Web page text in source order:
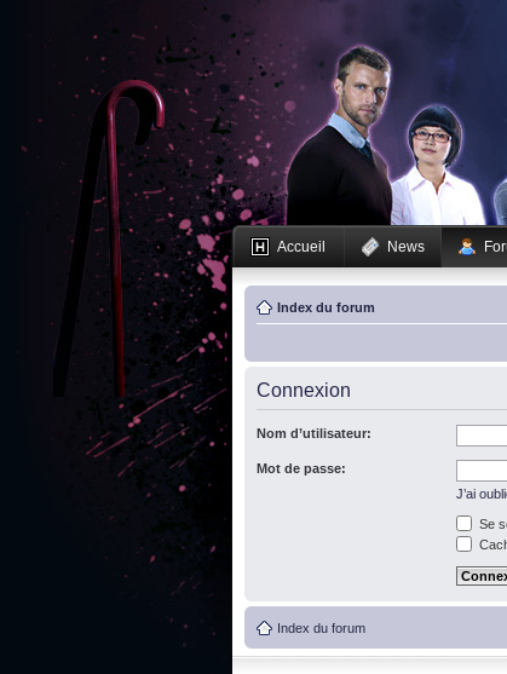
Accueil News
Index du forum
Connexion
Nom d’utilisateur:
Mot de passe:
J’ai
Se
Index du forum